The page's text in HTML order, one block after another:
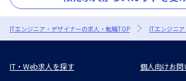
ITエンジニア・デザイナーの求人・転職TOP ITエンジニ
IT・Web求人を探す
個人向けお問